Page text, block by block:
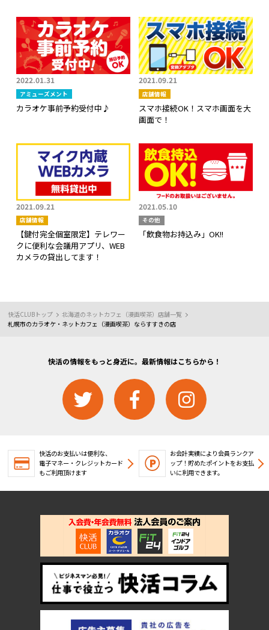
快活CLUBトップ
北海道のネットカフェ（漫画喫茶）店舗一覧
札幌市のカラオケ・ネットカフェ（漫画喫茶）ならすすきの店
2022.01.31
アミューズメント
カラオケ事前予約受付中♪
2021.09.21
店舗情報
スマホ接続OK！スマホ画面を大
画面で！
2021.09.21
店舗情報
【鍵付完全個室限定】テレワー
クに便利な会議用アプリ、WEB
カメラの貸出してます！
2021.05.10
その他
「飲食物お持込み」OK!!
快活の情報をもっと身近に。最新情報はこちらから！
快活のお支払いは便利な、
電子マネー・クレジットカード
もご利用頂けます
お会計実績により会員ランクア
ップ！ 貯めたポイントをお支払
いに利用できます。